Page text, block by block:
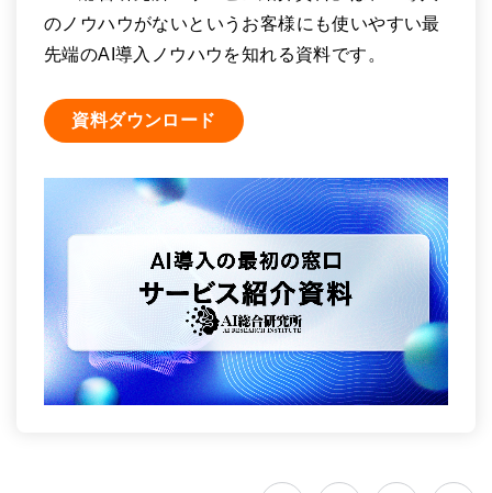
のノウハウがないというお客様にも使いやすい最
先端のAI導入ノウハウを知れる資料です。
資料ダウンロード